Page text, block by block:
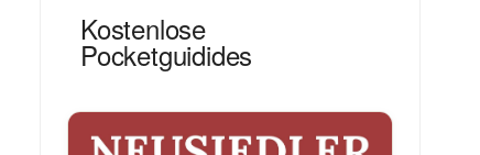
Kostenlose
Pocketguidides